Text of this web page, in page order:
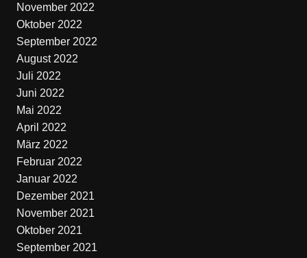
November 2022
Oktober 2022
September 2022
August 2022
Juli 2022
Juni 2022
Mai 2022
April 2022
März 2022
Februar 2022
Januar 2022
Dezember 2021
November 2021
Oktober 2021
September 2021